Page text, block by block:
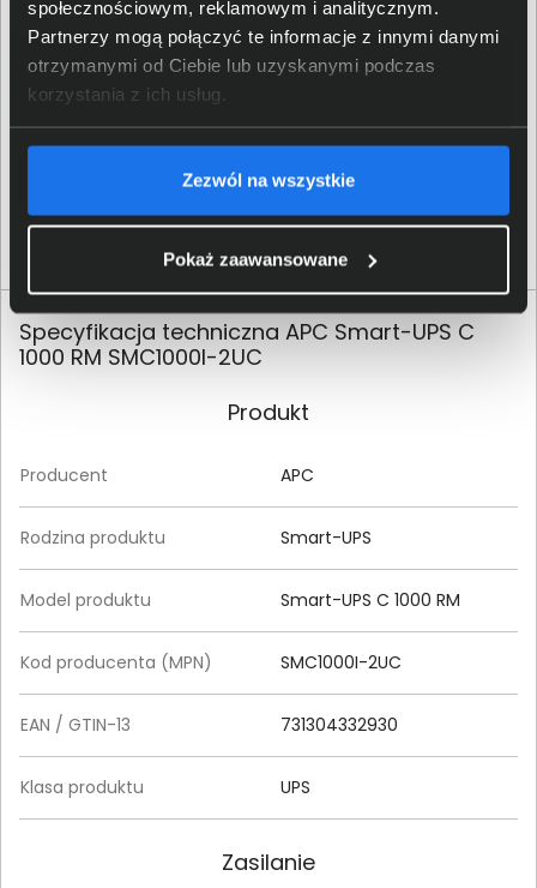
społecznościowym, reklamowym i analitycznym.
Partnerzy mogą połączyć te informacje z innymi danymi
otrzymanymi od Ciebie lub uzyskanymi podczas
korzystania z ich usług.
Zezwól na wszystkie
Pokaż zaawansowane
Specyfikacja techniczna APC Smart-UPS C
1000 RM SMC1000I-2UC
Produkt
Producent APC
Rodzina produktu Smart-UPS
Model produktu Smart-UPS C 1000 RM
Kod producenta (MPN) SMC1000I-2UC
EAN / GTIN-13 731304332930
Klasa produktu UPS
Zasilanie